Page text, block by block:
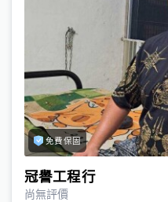
免費保固
冠譽工程行
尚無評價